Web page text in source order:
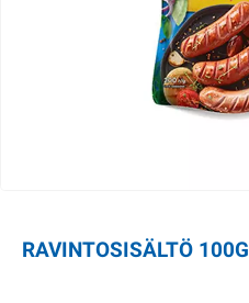
RAVINTOSISÄLTÖ 100G